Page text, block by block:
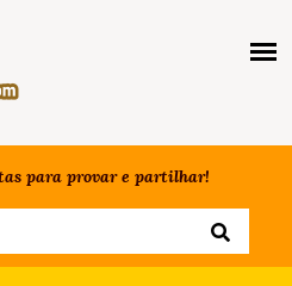
para provar e partilhar!